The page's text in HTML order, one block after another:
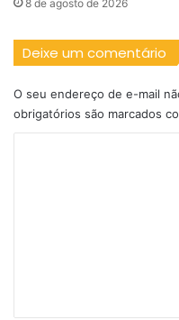
8 de agosto de 2026
Deixe um comentário
O seu endereço de e-mail
obrigatórios são marcados